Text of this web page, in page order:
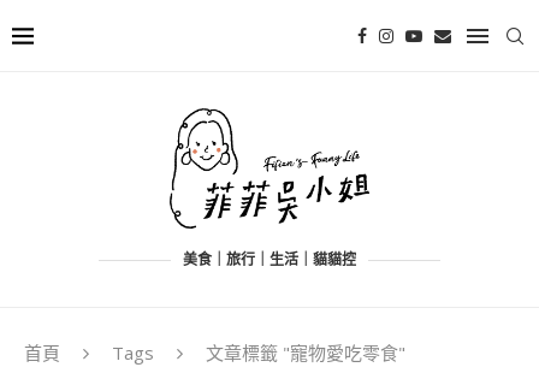
美食｜旅行｜生活｜貓貓控
首頁 Tags 文章標籤 "寵物愛吃零食"